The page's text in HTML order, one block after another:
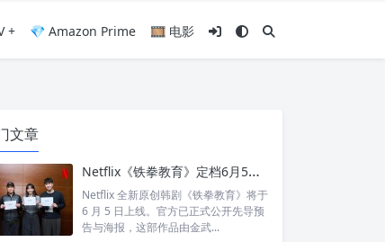
+ 💎 Amazon Prime 🎞️ 电影
文章
Netflix《铁拳教育》定档6月5日：金武烈、李星民集结出击，这次要用铁腕重整失控校园
Netflix 全新原创韩剧《铁拳教育》将于
6 月 5 日上线。官方已正式公开先导预
告与海报，这部作品由金武...